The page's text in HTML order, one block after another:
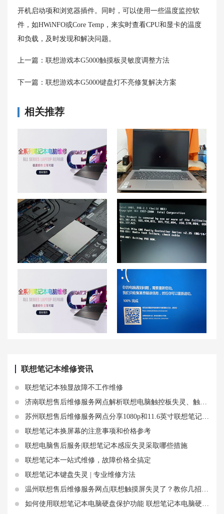
开机启动项和浏览器插件。同时，可以使用一些温度监控软
件，如HWiNFO或Core Temp，来实时查看CPU和显卡的温度
和负载，及时发现和解决问题。
上一篇： 联想游戏本G5000触摸板灵敏度调整方法
下一篇： 联想游戏本G5000键盘灯不亮修复解决方案
相关推荐
哈尔滨联想笔记本维修中心_哈尔滨联想电脑售后服务网点|售后电话 联想小新air14黑屏问题——黑屏如何唤醒？操作步骤是什么？
联想y7000p清灰换什么硅脂好？清灰换硅脂免费吗？ 联想笔记本电脑开不了机的解决方法及联想自动修复问题
联想笔记本维修资讯
联想笔记本独显故障不工作维修
济南联想售后维修服务网点解析联想电脑触控板失灵、触摸屏不能用了怎么办
苏州联想售后维修服务网点分享1080p和11.6英寸联想笔记本电脑屏幕相关知识
联想笔记本换屏幕的注意事项和价格参考
联想电脑售后服务|联想笔记本感应失灵采取哪些措施
联想笔记本一站式维修，故障价格全搞定
联想笔记本键盘失灵 | 专业维修方法
温州联想售后维修服务网点|联想触摸屏失灵了？教你几招简单有效的解决方法
如何使用联想笔记本电脑硬盘保护功能 联想笔记本电脑硬盘什么样子